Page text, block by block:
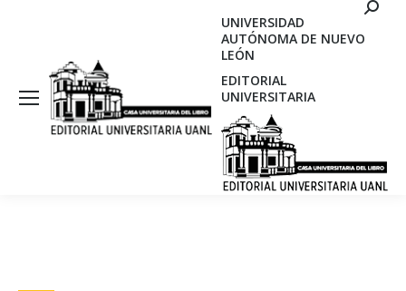
UNIVERSIDAD
AUTÓNOMA DE NUEVO
LEÓN
EDITORIAL
UNIVERSITARIA